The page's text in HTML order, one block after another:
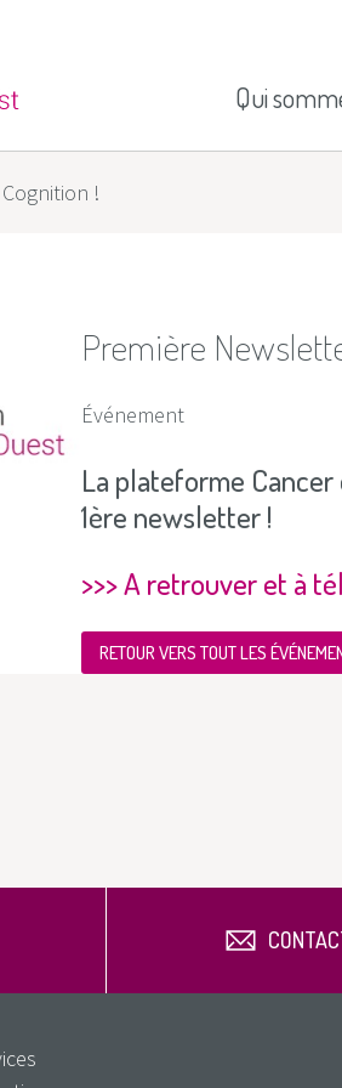
Qui
!
Première
Événement
La plateforme
1ère newsletter !
>>> A retrouver et à
RETOUR VERS TOUT LES